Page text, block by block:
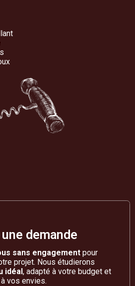
une demande
sans engagement pour
projet. Nous étudierons
idéal, adapté à votre budget et
à vos envies.